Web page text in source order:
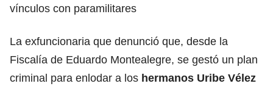
vínculos con paramilitares
La exfuncionaria que denunció que, desde la
Fiscalía de Eduardo Montealegre, se gestó un plan
criminal para enlodar a los hermanos Uribe Vélez